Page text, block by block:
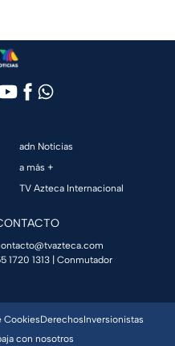
adn Noticias
a más +
TV Azteca Internacional
1720 1313 | Conmutador
CookiesDerechosInversionistas
con nosotros